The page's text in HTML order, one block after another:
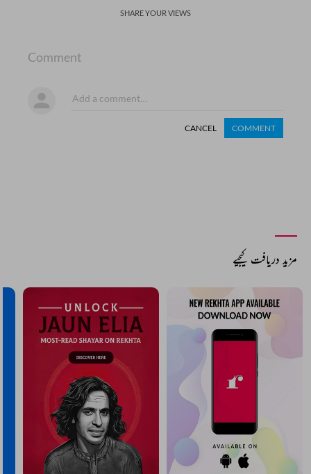
SHARE YOUR VIEWS
Comment
CANCEL COMMENT
مزید دریافت کیجیے